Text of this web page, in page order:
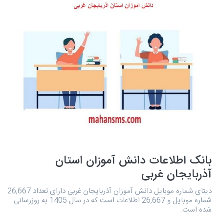
بانک اطلاعات دانش آموزان استان
آذربایجان غربی
دیتای شماره موبایل دانش آموزان آذربایجان غربی دارای تعداد 26,667
شماره موبایل و 26,667 اطلاعات است که در سال 1405 به روزرسانی
شده است.